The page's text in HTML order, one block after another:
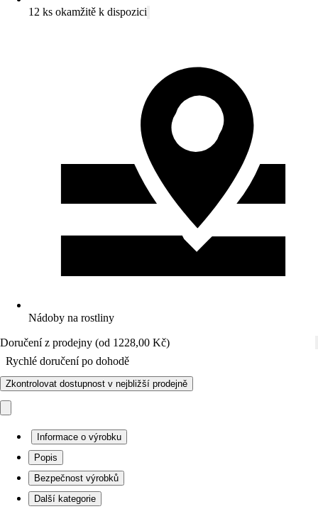
12 ks okamžitě k dispozici
Nádoby na rostliny
Doručení z prodejny (od 1228,00 Kč)
Rychlé doručení po dohodě
Zkontrolovat dostupnost v nejbližší prodejně
Informace o výrobku
Popis
Bezpečnost výrobků
Další kategorie